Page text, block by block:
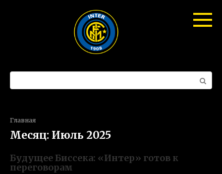
Поиск:
Главная
Месяц: Июль 2025
Будущее Биссека: «Интер» готов к
переговорам